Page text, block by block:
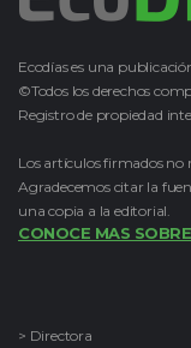
Ecodías es una
©Todos los derechos
Registro de propiedad
Los artículos firmados no
Agradecemos citar la
una copia a la editorial.
CONOCE MAS
> Directora